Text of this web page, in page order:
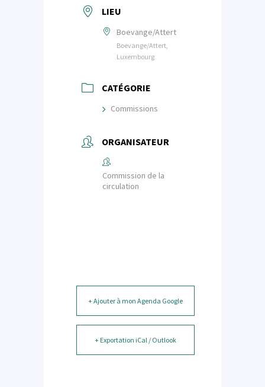
LIEU
Boevange/Attert
Boevange/Attert,
Luxembourg
CATÉGORIE
Commissions
ORGANISATEUR
Commission de la
circulation
+ Ajouter à mon Agenda Google
+ Exportation iCal / Outlook